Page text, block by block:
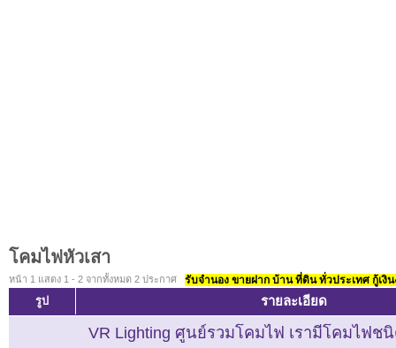
โคมไฟหัวเสา
หน้า 1 แสดง 1 - 2 จากทั้งหมด 2 ประกาศ รับจำนอง ขายฝาก บ้าน ที่ดิน ทั่วประเทศ กู้เงิ
รูป รายละเอียด
VR Lighting ศูนย์รวมโคมไฟ เรามีโคมไฟช